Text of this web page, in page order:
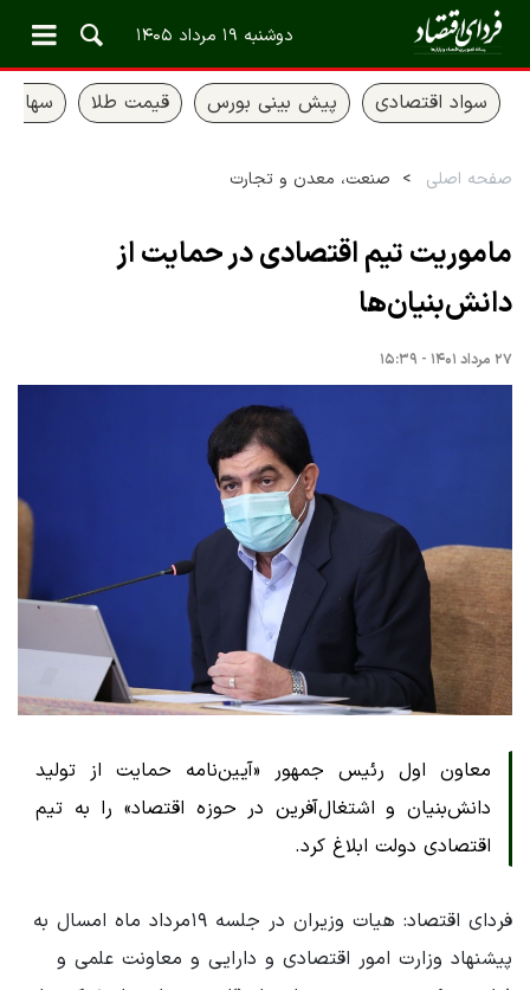
دوشنبه ۱۹ مرداد ۱۴۰۵
سواد اقتصادی پیش بینی بورس قیمت طلا سهام
صفحه اصلی صنعت، معدن و تجارت
ماموریت تیم اقتصادی در حمایت از
دانش‌بنیان‌ها
۲۷ مرداد ۱۴۰۱ - ۱۵:۳۹
معاون اول رئیس جمهور «آیین‌نامه حمایت از تولید
دانش‌بنیان و اشتغال‌آفرین در حوزه اقتصاد» را به تیم
اقتصادی دولت ابلاغ کرد.
فردای اقتصاد: هیات وزیران در جلسه ۱۹مرداد ماه امسال به
پیشنهاد وزارت امور اقتصادی و دارایی و معاونت علمی و